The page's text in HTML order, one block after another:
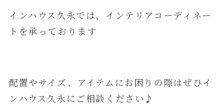
インハウス久永では、インテリアコーディネー
トを承っております
配置やサイズ、アイテムにお困りの際はぜひイ
ンハウス久永にご相談ください♪